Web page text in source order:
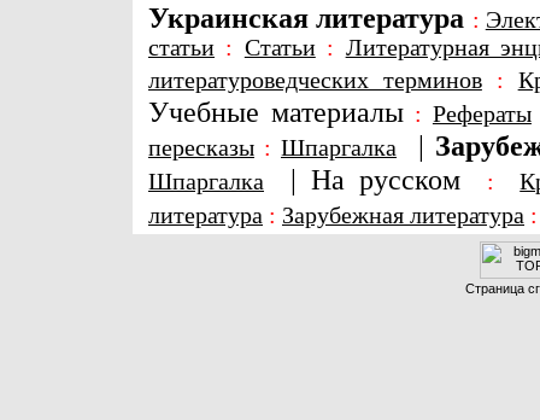
Украинская литература :
статьи : Статьи: Литературная
литературоведческих терминов:
Учебные материалы : Рефераты
пересказы : Шпаргалка |
Шпаргалка | На русском :
литература : Зарубежная литература
Страница